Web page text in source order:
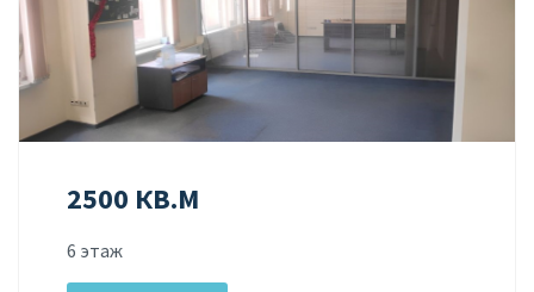
2500 КВ.М
6 этаж